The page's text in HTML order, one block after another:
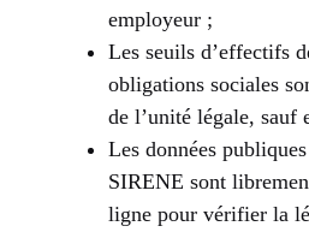
employeur ;
Les seuils d’effectifs
obligations sociales
de l’unité légale, sauf
Les données
SIRENE sont
ligne pour vérifier la